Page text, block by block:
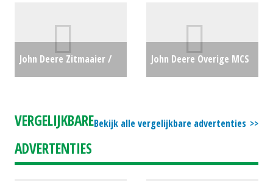
John Deere Zitmaaier /
John Deere Overige MCS
Bekijk alle vergelijkbare advertenties
VERGELIJKBARE
ADVERTENTIES